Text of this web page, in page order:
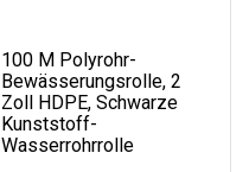
100 M Polyrohr-
Bewässerungsrolle, 2
Zoll HDPE, Schwarze
Kunststoff-
Wasserrohrrolle